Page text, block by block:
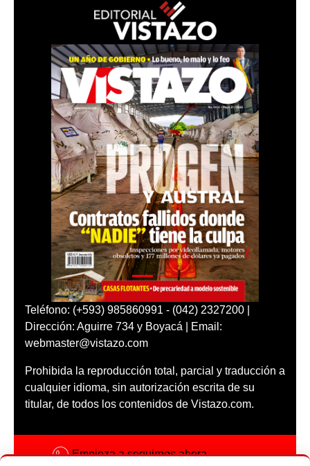
Teléfono: (+593) 985860991 - (042) 2327200 |
Dirección: Aguirre 734 y Boyacá | Email:
webmaster@vistazo.com
Prohibida la reproducción total, parcial y traducción a
cualquier idioma, sin autorización escrita de su
titular, de todos los contenidos de Vistazo.com.
Empieza a seguirnos ahora